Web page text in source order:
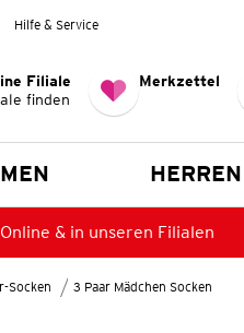
Hilfe & Service
Filiale
finden
Merkzettel
HERREN
& in unseren Filialen
Socken 3 Paar Mädchen Socken